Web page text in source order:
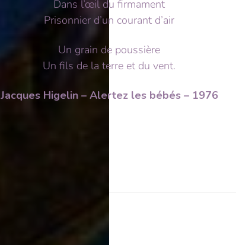
Dans l’œil du firmament
Prisonnier d’un courant d’air
Un grain de poussière
Un fils de la terre et du vent.
Jacques Higelin – Alertez les bébés – 1976